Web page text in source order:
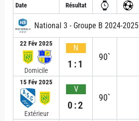
Date Résultat
National 3 - Groupe B 2024-2025
22 Fév 2025
Domicile
N
1:1
90`
15 Fév 2025
Extérieur
V
0:2
90`